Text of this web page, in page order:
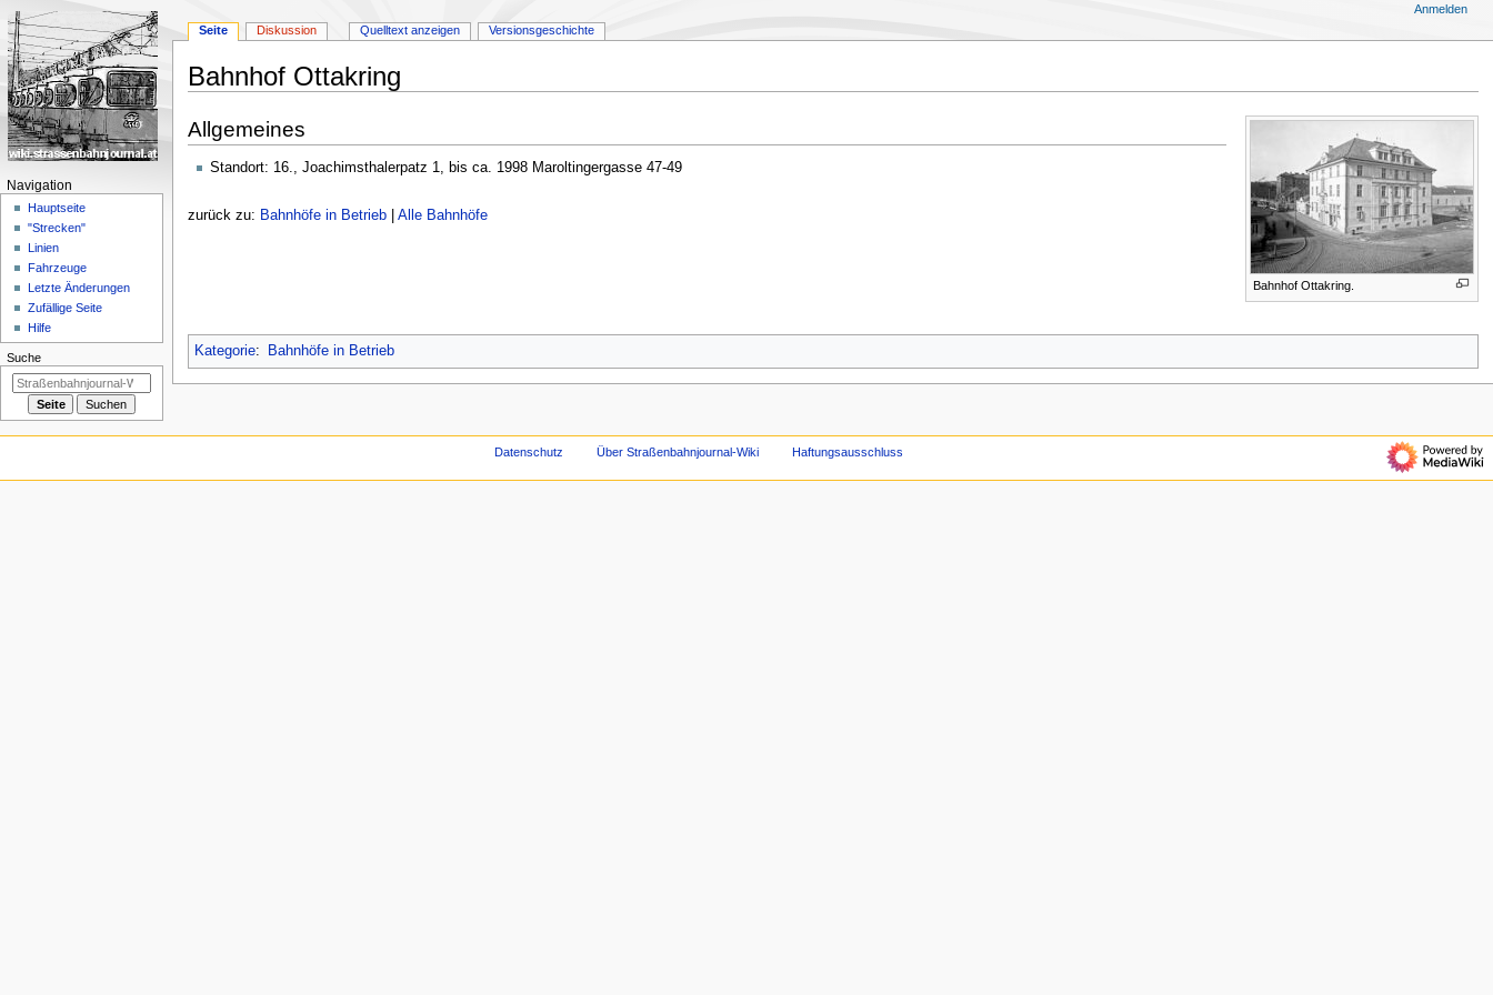
Bahnhof Ottakring
Navigation
springen
Suche
springen
Bahnhof Ottakring.
Allgemeines
Standort: 16., Joachimsthalerpatz 1, bis ca. 1998 Maroltingergasse 47-49
zurück zu: Bahnhöfe in Betrieb| Alle Bahnhöfe
Kategorie: Bahnhöfe in Betrieb
N
s
e
Seite Diskussion Quelltext anzeigen Versionsgeschichte
Anmelden
Navigation
Hauptseite
"Strecken"
Linien
Fahrzeuge
Letzte Änderungen
Zufällige Seite
Hilfe
Suche
Datenschutz Über Straßenbahnjournal-Wiki Haftungsausschluss